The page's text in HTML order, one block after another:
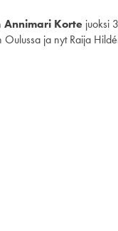
Annimari Korte juoksi
Oulussa ja nyt Raija